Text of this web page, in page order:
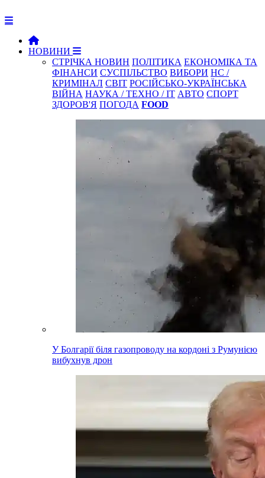
НОВИНИ
СТРІЧКА НОВИН ПОЛІТИКА ЕКОНОМІКА ТА
ФІНАНСИ СУСПІЛЬСТВО ВИБОРИ НС /
КРИМІНАЛ СВІТ РОСІЙСЬКО-УКРАЇНСЬКА
ВІЙНА НАУКА / ТЕХНО / IT АВТО СПОРТ
ЗДОРОВ'Я ПОГОДА FOOD
У Болгарії біля газопроводу на кордоні з Румунією
вибухнув дрон